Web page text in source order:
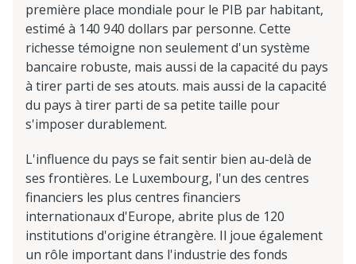
première place mondiale pour le PIB par habitant,
estimé à 140 940 dollars par personne. Cette
richesse témoigne non seulement d'un système
bancaire robuste, mais aussi de la capacité du pays
à tirer parti de ses atouts. mais aussi de la capacité
du pays à tirer parti de sa petite taille pour
s'imposer durablement.
L'influence du pays se fait sentir bien au-delà de
ses frontières. Le Luxembourg, l'un des centres
financiers les plus centres financiers
internationaux d'Europe, abrite plus de 120
institutions d'origine étrangère. Il joue également
un rôle important dans l'industrie des fonds